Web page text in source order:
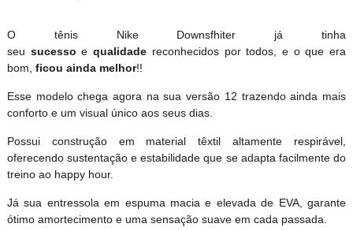
O tênis Nike Downsfhiter já tinha
seu sucessoequalidade reconhecidos por todos, e o que era
bom, ficou ainda melhor!!
Esse modelo chega agora na sua versão 12 trazendo ainda mais
conforto e um visual único aos seus dias.
Possui construção em material têxtil altamente respirável,
oferecendo sustentação e estabilidade que se adapta facilmente do
treino ao happy hour.
Já sua entressola em espuma macia e elevada de EVA, garante
ótimo amortecimento e uma sensação suave em cada passada.